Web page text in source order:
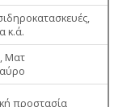
κ.ά.
Ματ
προστασία